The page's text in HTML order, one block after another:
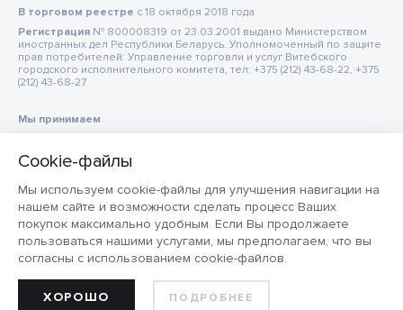
Мы используем cookie-файлы для улучшения навигации на
нашем сайте и возможности сделать процесс Ваших
покупок максимально удобным. Если Вы продолжаете
пользоваться нашими услугами, мы предполагаем, что вы
согласны с использованием cookie-файлов.
ПОДРОБНЕЕ
ХОРОШО
В торговом реестре c 18 октября 2018 года
Регистрация № 800008319 от 23.03.2001 выдано Министерством
иностранных дел Республики Беларусь. Уполномоченный по защите
прав потребителей: Управление торговли и услуг Витебского
городского исполнительного комитета, тел: +375 (212) 43-68-22, +375
(212) 43-68-27
Мы принимаем